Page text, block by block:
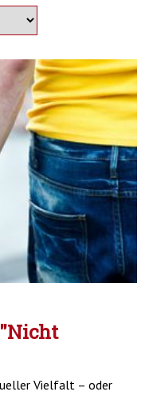
Vielfalt – oder